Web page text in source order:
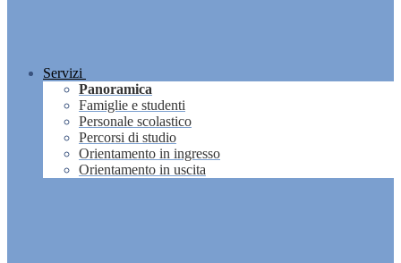
Servizi
Panoramica
Famiglie e studenti
Personale scolastico
Percorsi di studio
Orientamento in ingresso
Orientamento in uscita